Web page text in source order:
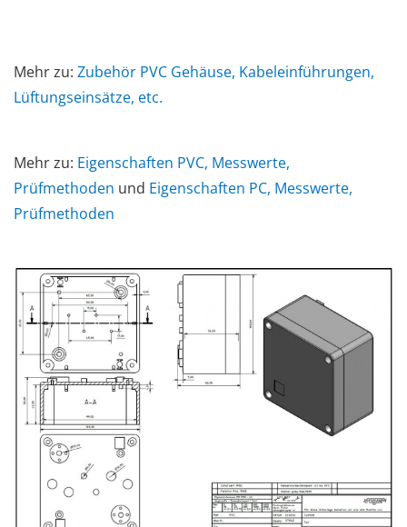
Mehr zu: Zubehör PVC Gehäuse, Kabeleinführungen,
Lüftungseinsätze, etc.
Mehr zu: Eigenschaften PVC, Messwerte,
Prüfmethoden und Eigenschaften PC, Messwerte,
Prüfmethoden